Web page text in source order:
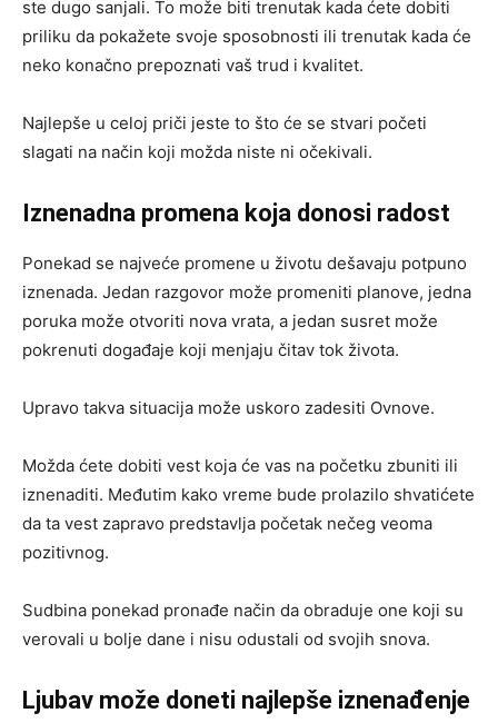
ste dugo sanjali. To može biti trenutak kada ćete dobiti
priliku da pokažete svoje sposobnosti ili trenutak kada će
neko konačno prepoznati vaš trud i kvalitet.
Najlepše u celoj priči jeste to što će se stvari početi
slagati na način koji možda niste ni očekivali.
Iznenadna promena koja donosi radost
Ponekad se najveće promene u životu dešavaju potpuno
iznenada. Jedan razgovor može promeniti planove, jedna
poruka može otvoriti nova vrata, a jedan susret može
pokrenuti događaje koji menjaju čitav tok života.
Upravo takva situacija može uskoro zadesiti Ovnovе.
Možda ćete dobiti vest koja će vas na početku zbuniti ili
iznenaditi. Međutim kako vreme bude prolazilo shvatićete
da ta vest zapravo predstavlja početak nečeg veoma
pozitivnog.
Sudbina ponekad pronađe način da obraduje one koji su
verovali u bolje dane i nisu odustali od svojih snova.
Ljubav može doneti najlepše iznenađenje